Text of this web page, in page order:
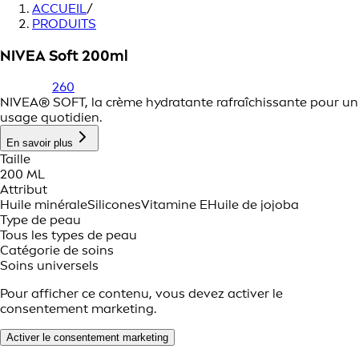
ACCUEIL/
PRODUITS
NIVEA Soft 200ml
260
NIVEA® SOFT, la crème hydratante rafraîchissante pour un
usage quotidien.
En savoir plus
Taille
200 ML
Attribut
Huile minéraleSiliconesVitamine EHuile de jojoba
Type de peau
Tous les types de peau
Catégorie de soins
Soins universels
Pour afficher ce contenu, vous devez activer le
consentement marketing.
Activer le consentement marketing